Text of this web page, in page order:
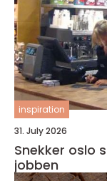
inspiration
31. July 2026
Snekker oslo slik finner du riktig fagperson til
jobben